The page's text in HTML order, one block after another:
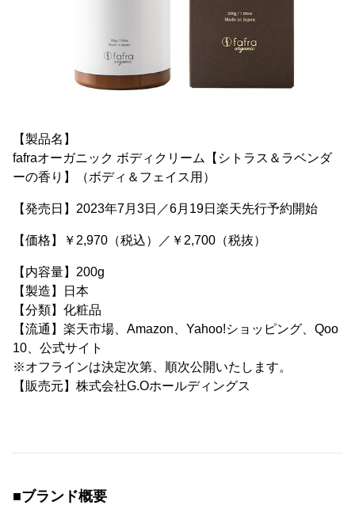
【製品名】
fafraオーガニック ボディクリーム【シトラス＆ラベンダ
ーの香り】（ボディ＆フェイス用）
【発売日】2023年7月3日／6月19日楽天先行予約開始
【価格】￥2,970（税込）／￥2,700（税抜）
【内容量】200g
【製造】日本
【分類】化粧品
【流通】楽天市場、Amazon、Yahoo!ショッピング、Qoo
10、公式サイト
※オフラインは決定次第、順次公開いたします。
【販売元】株式会社G.Oホールディングス
■ブランド概要